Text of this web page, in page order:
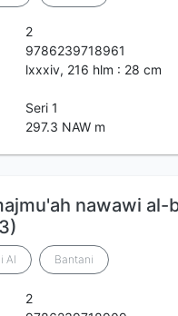
2
9786239718961
lxxxiv, 216 hlm : 28 cm
Seri 1
297.3 NAW m
nawawi al-
Al Bantani
2